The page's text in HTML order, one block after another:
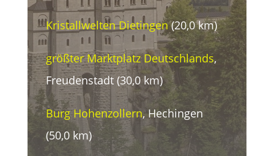
Kristallwelten Dietingen(20,0 km)
größter Marktplatz Deutschlands,
Freudenstadt (30,0 km)
Burg Hohenzollern, Hechingen
(50,0 km)